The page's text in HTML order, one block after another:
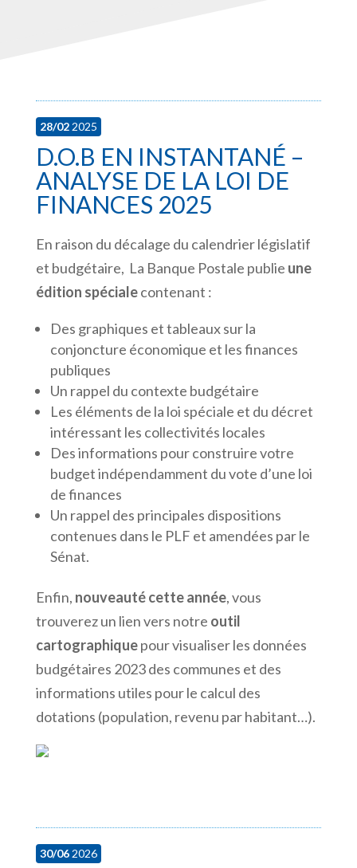
28/022025
D.O.B EN INSTANTANÉ –
ANALYSE DE LA LOI DE
FINANCES 2025
En raison du décalage du calendrier législatif
et budgétaire, La Banque Postale publie une
édition spécialecontenant :
Des graphiques et tableaux sur la
conjoncture économique et les finances
publiques
Un rappel du contexte budgétaire
Les éléments de la loi spéciale et du décret
intéressant les collectivités locales
Des informations pour construire votre
budget indépendamment du vote d’une loi
de finances
Un rappel des principales dispositions
contenues dans le PLF et amendées par le
Sénat.
Enfin, nouveauté cette année, vous
trouverez un lien vers notre outil
cartographiquepour visualiser les données
budgétaires 2023 des communes et des
informations utiles pour le calcul des
dotations (population, revenu par habitant…).
30/062026